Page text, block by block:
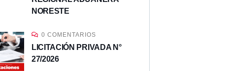
NORESTE
0 COMENTARIOS
LICITACIÓN PRIVADA N°
27/2026